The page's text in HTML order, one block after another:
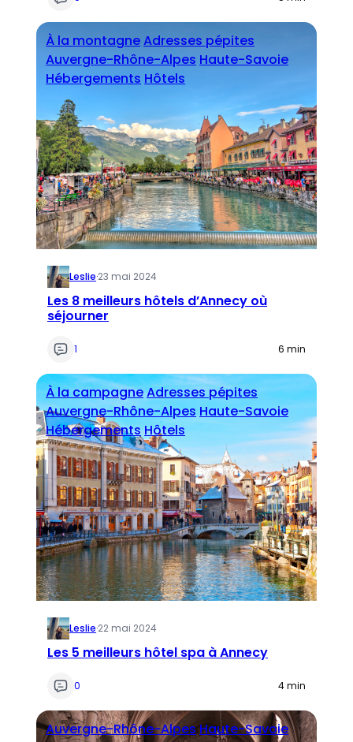
À la montagneAdresses pépites
Auvergne-Rhône-Alpes Haute-Savoie
Hébergements Hôtels
Leslie·23 mai 2024
Les 8 meilleurs hôtels d’Annecy où
séjourner
1 6 min
À la campagneAdresses pépites
Auvergne-Rhône-Alpes Haute-Savoie
HébergementsHôtels
Leslie·22 mai 2024
Les 5 meilleurs hôtel spa à Annecy
0 4 min
Auvergne-Rhône-AlpesHaute-Savoie